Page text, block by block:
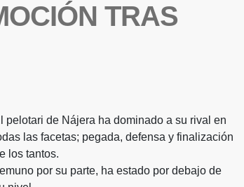
TRAS
pelotari de Nájera ha dominado a su rival en
las facetas; pegada, defensa y finalización
los tantos.
por su parte, ha estado por debajo de